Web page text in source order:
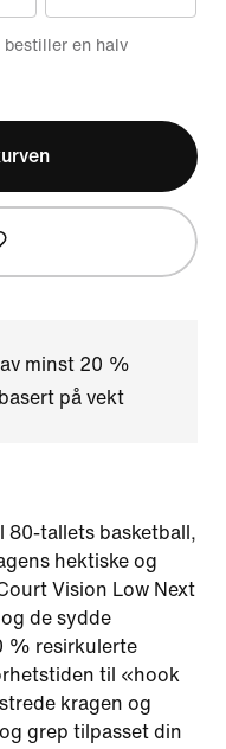
bestiller en halv
minst 20 %
på vekt
80-tallets basketball,
hektiske og
Vision Low Next
de sydde
% resirkulerte
til «hook
kragen og
grep tilpasset din